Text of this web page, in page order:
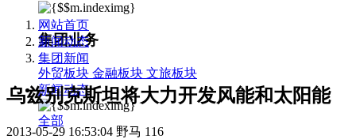
集团业务
外贸板块 金融板块 文旅板块
新闻动态
全部
网站首页
新闻动态
集团新闻
乌兹别克斯坦将大力开发风能和太阳能
2013-05-29 16:53:04 野马 116